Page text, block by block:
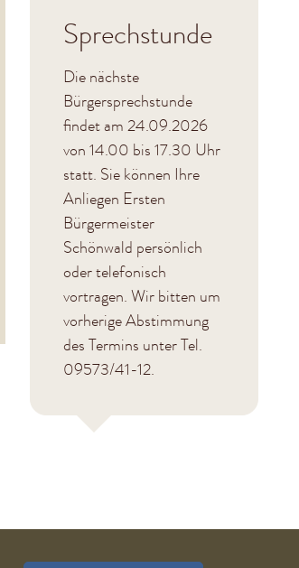
Sprechstunde
Die nächste
Bürgersprechstunde
findet am 24.09.2026
von 14.00 bis 17.30 Uhr
statt. Sie können Ihre
Anliegen Ersten
Bürgermeister
Schönwald persönlich
oder telefonisch
vortragen. Wir bitten um
vorherige Abstimmung
des Termins unter Tel.
09573/41-12.